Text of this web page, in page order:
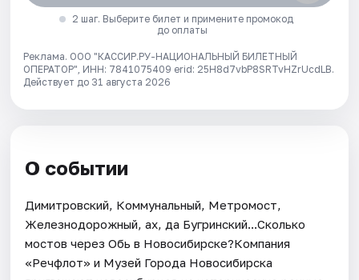
2 шаг. Выберите билет и примените промокод
до оплаты
Реклама. ООО "КАССИР.РУ-НАЦИОНАЛЬНЫЙ БИЛЕТНЫЙ
ОПЕРАТОР", ИНН: 7841075409 erid: 25H8d7vbP8SRTvHZrUcdLB.
Действует до 31 августа 2026
О событии
Димитровский, Коммунальный, Метромост,
Железнодорожный, ах, да Бугринский...Сколько
мостов через Обь в Новосибирске?Компания
«Речфлот» и Музей Города Новосибирска